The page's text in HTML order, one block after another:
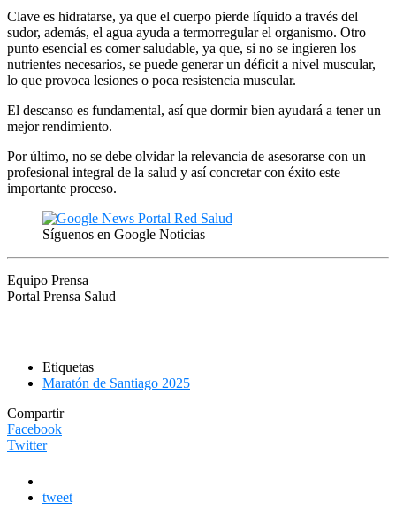
Clave es hidratarse, ya que el cuerpo pierde líquido a través del
sudor, además, el agua ayuda a termorregular el organismo. Otro
punto esencial es comer saludable, ya que, si no se ingieren los
nutrientes necesarios, se puede generar un déficit a nivel muscular,
lo que provoca lesiones o poca resistencia muscular.
El descanso es fundamental, así que dormir bien ayudará a tener un
mejor rendimiento.
Por último, no se debe olvidar la relevancia de asesorarse con un
profesional integral de la salud y así concretar con éxito este
importante proceso.
Síguenos en Google Noticias
Equipo Prensa
Portal Prensa Salud
Etiquetas
Maratón de Santiago 2025
Compartir
Facebook
Twitter
tweet